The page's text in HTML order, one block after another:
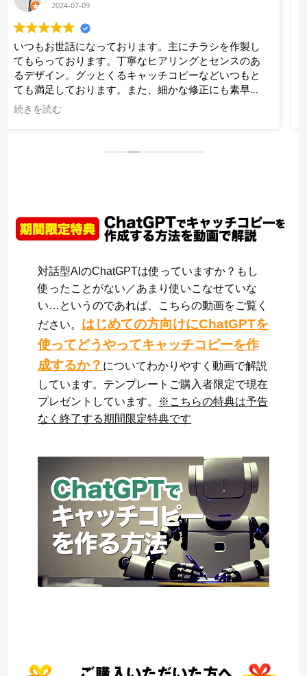
2024-01-28
お願いして本当に良かった！！相談したらこちらでは
思いつかないような構成でインパクトのあるリーフレ
ットを作ってくださいました！！素晴らしいの一言に
つきます！！今後も何かの時にお願いしたいと思いま
す！！大満足です。ありがとうございます！！
続きを読む
対話型AIのChatGPTは使っていますか？もし
使ったことがない／あまり使いこなせていな
い…というのであれば、こちらの動画をご覧く
ださい。 はじめての方向けにChatGPTを
使ってどうやってキャッチコピーを作
成するか？ についてわかりやすく動画で解説
しています。テンプレートご購入者限定で現在
プレゼントしています。
※こちらの特典は予告
なく終了する期間限定特典です